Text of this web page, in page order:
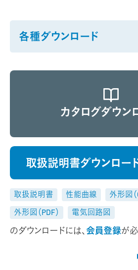
各種ダウンロード
カタログダウン
取扱説明書ダウンロー
取扱説明書 性能曲線 外形図（
外形図（PDF） 電気回路図
のダウンロードには、 会員登録が